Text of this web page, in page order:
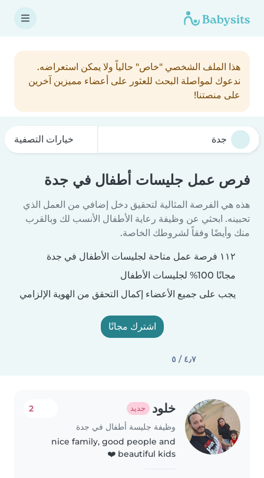
هذا الملف الشخصي "خاص" حالياً ولا يمكن استعراضه.
ندعوك لمواصلة البحث للعثور على أعضاء مميزين آخرين
على منصتنا!
خيارات التصفية
فرص عمل جليسات أطفال في جدة
هذه هي الفرصة المثالية لتحقيق دخل إضافي من العمل الذي
تحبينه. ابحثي عن وظيفة رعاية الأطفال الأنسب لك وبالقرب
منك وأيضًا وفقاً لشروطك الخاصة.
١١٢ فرصة عمل متاحة لجليسات الأطفال في جدة
مجانًا 100% لجليسات الأطفال
يجب على جميع الأعضاء إكمال التحقق من الهوية الإلزامي
اشترك مجانًا
٤٫٧ / ٥
خلود جديد
وظيفة جليسة أطفال في جدة
2
nice family, good people and
beautiful kids ❤️